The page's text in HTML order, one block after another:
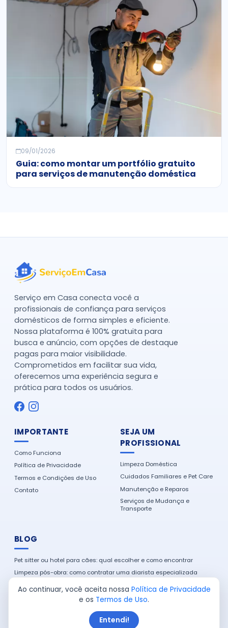
09/01/2026
Guia: como montar um portfólio gratuito
para serviços de manutenção doméstica
Serviço em Casa conecta você a
profissionais de confiança para serviços
domésticos de forma simples e eficiente.
Nossa plataforma é 100% gratuita para
busca e anúncio, com opções de destaque
pagas para maior visibilidade.
Comprometidos em facilitar sua vida,
oferecemos uma experiência segura e
prática para todos os usuários.
IMPORTANTE
Como Funciona
Política de Privacidade
Termos e Condições de Uso
Contato
SEJA UM
PROFISSIONAL
Limpeza Doméstica
Cuidados Familiares e Pet Care
Manutenção e Reparos
Serviços de Mudança e
Transporte
BLOG
Pet sitter ou hotel para cães: qual escolher e como encontrar
Limpeza pós-obra: como contratar uma diarista especializada
Montador de móveis: guia para contratar com segurança e
economia
Como encontrar um eletricista de confiança na sua cidade
Ao continuar, você aceita nossa Política de Privacidade
e os Termos de Uso.
Entendi!